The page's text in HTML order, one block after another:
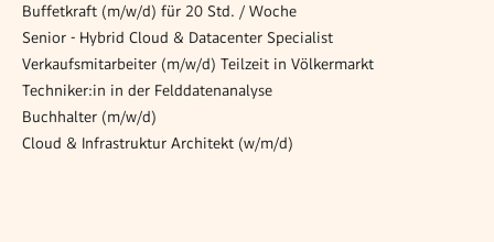
Buffetkraft (m/w/d) für 20 Std. / Woche
Senior - Hybrid Cloud & Datacenter Specialist
Verkaufsmitarbeiter (m/w/d) Teilzeit in Völkermarkt
Techniker:in in der Felddatenanalyse
Buchhalter (m/w/d)
Cloud & Infrastruktur Architekt (w/m/d)